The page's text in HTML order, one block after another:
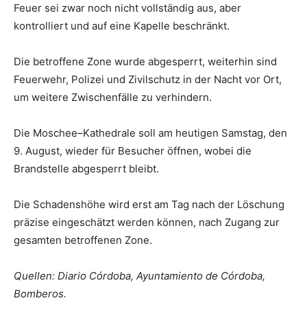
Feuer sei zwar noch nicht vollständig aus, aber
kontrolliert und auf eine Kapelle beschränkt.
Die betroffene Zone wurde abgesperrt, weiterhin sind
Feuerwehr, Polizei und Zivilschutz in der Nacht vor Ort,
um weitere Zwischenfälle zu verhindern.
Die Moschee–Kathedrale soll am heutigen Samstag, den
9. August, wieder für Besucher öffnen, wobei die
Brandstelle abgesperrt bleibt.
Die Schadenshöhe wird erst am Tag nach der Löschung
präzise eingeschätzt werden können, nach Zugang zur
gesamten betroffenen Zone.
Quellen: Diario Córdoba, Ayuntamiento de Córdoba,
Bomberos.